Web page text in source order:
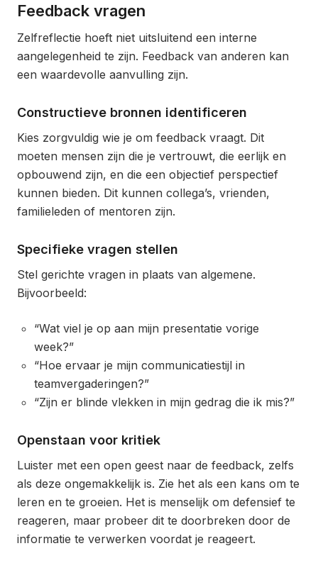
Feedback vragen
Zelfreflectie hoeft niet uitsluitend een interne
aangelegenheid te zijn. Feedback van anderen kan
een waardevolle aanvulling zijn.
Constructieve bronnen identificeren
Kies zorgvuldig wie je om feedback vraagt. Dit
moeten mensen zijn die je vertrouwt, die eerlijk en
opbouwend zijn, en die een objectief perspectief
kunnen bieden. Dit kunnen collega’s, vrienden,
familieleden of mentoren zijn.
Specifieke vragen stellen
Stel gerichte vragen in plaats van algemene.
Bijvoorbeeld:
“Wat viel je op aan mijn presentatie vorige
week?”
“Hoe ervaar je mijn communicatiestijl in
teamvergaderingen?”
“Zijn er blinde vlekken in mijn gedrag die ik mis?”
Openstaan voor kritiek
Luister met een open geest naar de feedback, zelfs
als deze ongemakkelijk is. Zie het als een kans om te
leren en te groeien. Het is menselijk om defensief te
reageren, maar probeer dit te doorbreken door de
informatie te verwerken voordat je reageert.